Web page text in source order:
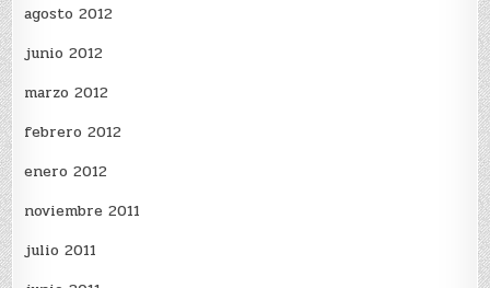
agosto 2012
junio 2012
marzo 2012
febrero 2012
enero 2012
noviembre 2011
julio 2011